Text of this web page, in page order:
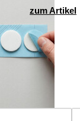
zum Artikel